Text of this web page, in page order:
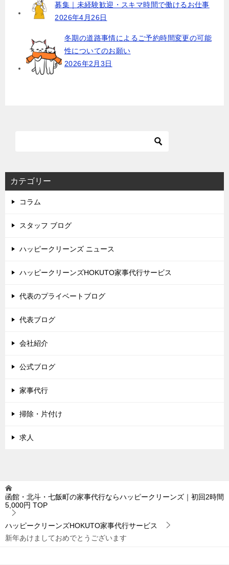
募集｜未経験歓迎・スキマ時間で働けるお仕事
2026年4月26日
冬期の道路事情によるご予約時間変更の可能
性についてのお願い
2026年2月3日
カテゴリー
コラム
スタッフ ブログ
ハッピークリーンズ ニュース
ハッピークリーンズHOKUTO家事代行サービス
代表のプライベートブログ
代表ブログ
会社紹介
公式ブログ
家事代行
掃除・片付け
求人
函館・北斗・七飯町の家事代行ならハッピークリーンズ｜初回2時間
5,000円 TOP
ハッピークリーンズHOKUTO家事代行サービス
新年あけましておめでとうございます